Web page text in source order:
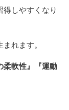
得しやすくなり
れます。
柔軟性』『運動